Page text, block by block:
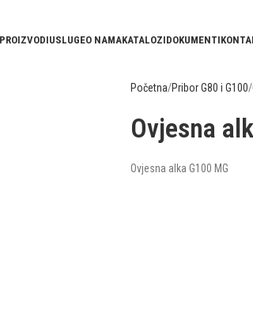
USLUGEO NAMAKATALOZIDOKUMENTI
Početna Pribor G80 i G100
Ovjesna
Ovjesna alka G100 MG